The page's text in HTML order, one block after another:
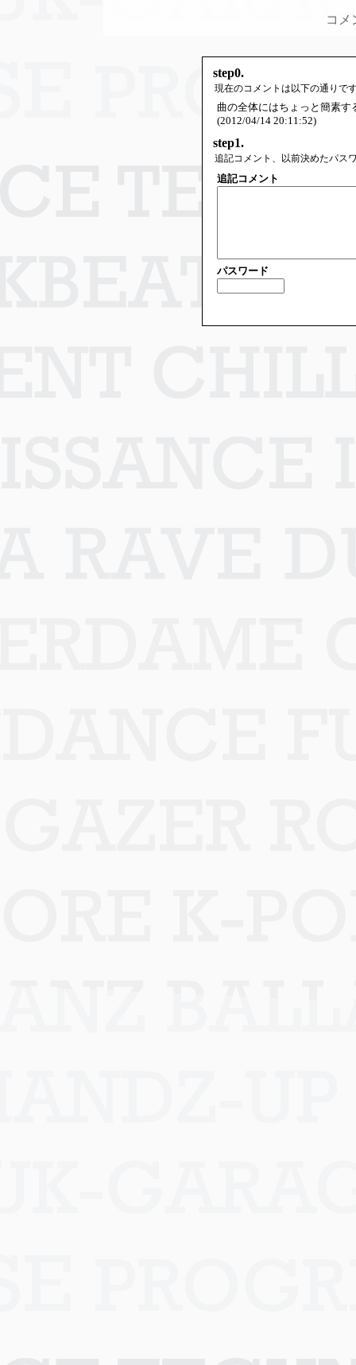
コメ
step0.
現在のコメントは以下の通りで
曲の全体にはちょっと簡素
(2012/04/14 20:11:52)
step1.
追記コメント、以前決めたパス
追記コメント
パスワード